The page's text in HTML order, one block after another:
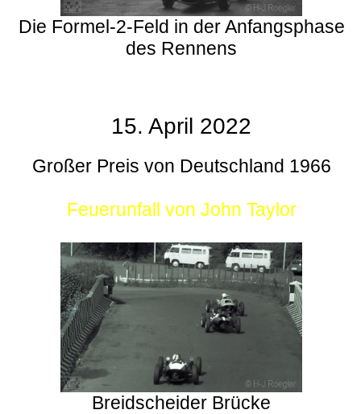
Die Formel-2-Feld in der Anfangsphase
des Rennens
15. April 2022
Großer Preis von Deutschland 1966
Feuerunfall von John Taylor
Breidscheider Brücke